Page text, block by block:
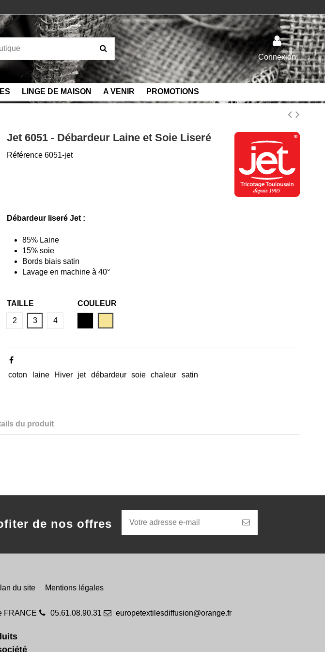
Connexion
LINGE DE MAISON A VENIR PROMOTIONS
Jet 6051 - Débardeur Laine et Soie Liseré
Référence 6051-jet
Débardeur liseré Jet :
85% Laine
15% soie
Bords biais satin
Lavage en machine à 40°
TAILLE
2 3 4
COULEUR
coton laine Hiver jet débardeur soie chaleur satin
du produit
de nos offres
du site Mentions légales
FRANCE 05.61.08.90.31 europetextilesdiffusion@orange.fr